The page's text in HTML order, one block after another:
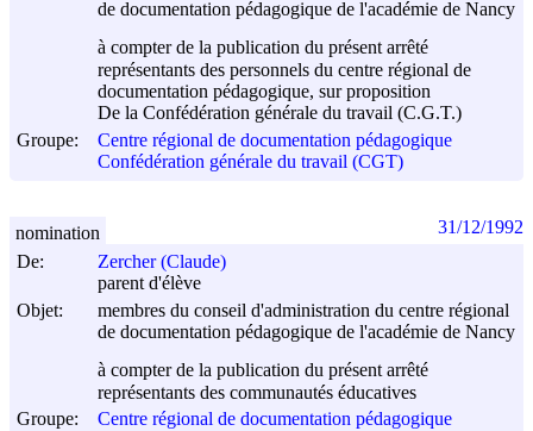
de documentation pédagogique de l'académie de Nancy
à compter de la publication du présent arrêté
représentants des personnels du centre régional de
documentation pédagogique, sur proposition
De la Confédération générale du travail (C.G.T.)
Groupe:
Centre régional de documentation pédagogique
Confédération générale du travail (CGT)
De:
Zercher (Claude)
parent d'élève
Objet:
membres du conseil d'administration du centre régional
de documentation pédagogique de l'académie de Nancy
à compter de la publication du présent arrêté
représentants des communautés éducatives
Groupe:
Centre régional de documentation pédagogique
nomination 31/12/1992